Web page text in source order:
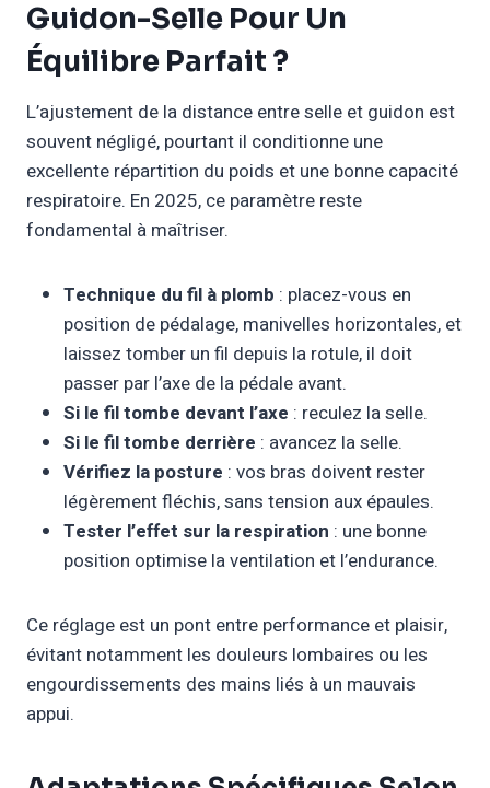
Guidon-Selle Pour Un
Équilibre Parfait ?
L’ajustement de la distance entre selle et guidon est
souvent négligé, pourtant il conditionne une
excellente répartition du poids et une bonne capacité
respiratoire. En 2025, ce paramètre reste
fondamental à maîtriser.
Technique du fil à plomb : placez-vous en
position de pédalage, manivelles horizontales, et
laissez tomber un fil depuis la rotule, il doit
passer par l’axe de la pédale avant.
Si le fil tombe devant l’axe : reculez la selle.
Si le fil tombe derrière : avancez la selle.
Vérifiez la posture : vos bras doivent rester
légèrement fléchis, sans tension aux épaules.
Tester l’effet sur la respiration : une bonne
position optimise la ventilation et l’endurance.
Ce réglage est un pont entre performance et plaisir,
évitant notamment les douleurs lombaires ou les
engourdissements des mains liés à un mauvais
appui.